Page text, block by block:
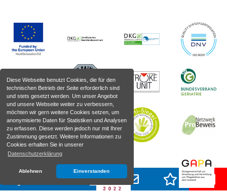
Diese Webseite benutzt Cookies, die für den
technischen Betrieb der Seite erforderlich sind
und stets gesetzt werden. Um unser Angebot
und unsere Webseite weiter zu verbessern,
möchten wir gern weitere Cookies setzen, um
anonymisierte Daten für Statistiken und Analysen
zu erfassen. Diese werden jedoch nur mit Ihrer
Zustimmung gesetzt. Weitere Informationen zu
Cookies erhalten Sie in unserer
Datenschutzerklärung
Ablehnen Einverstanden